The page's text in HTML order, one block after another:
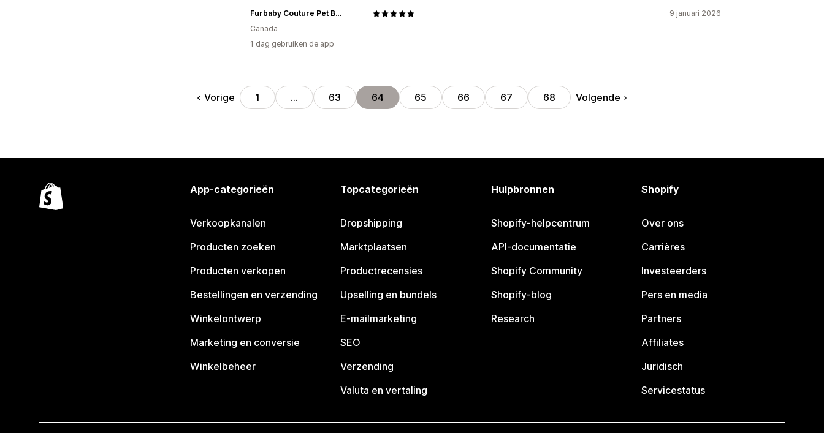
9 januari 2026
Furbaby Couture Pet Boutique
Canada
1 dag gebruiken de app
Vorige 1 … 63 64 65 66 67 68 Volgende
App-categorieën
Verkoopkanalen
Producten zoeken
Producten verkopen
Bestellingen en verzending
Winkelontwerp
Marketing en conversie
Winkelbeheer
Topcategorieën
Dropshipping
Marktplaatsen
Productrecensies
Upselling en bundels
E-mailmarketing
SEO
Verzending
Valuta en vertaling
Hulpbronnen
Shopify-helpcentrum
API-documentatie
Shopify Community
Shopify-blog
Research
Shopify
Over ons
Carrières
Investeerders
Pers en media
Partners
Affiliates
Juridisch
Servicestatus